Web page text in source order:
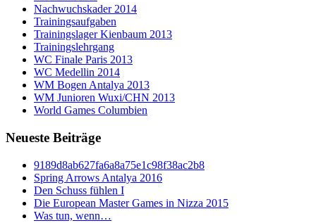
Nachwuchskader 2014
Trainingsaufgaben
Trainingslager Kienbaum 2013
Trainingslehrgang
WC Finale Paris 2013
WC Medellin 2014
WM Bogen Antalya 2013
WM Junioren Wuxi/CHN 2013
World Games Columbien
Neueste Beiträge
9189d8ab627fa6a8a75e1c98f38ac2b8
Spring Arrows Antalya 2016
Den Schuss fühlen I
Die European Master Games in Nizza 2015
Was tun, wenn…